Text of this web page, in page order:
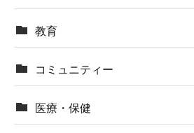
教育
コミュニティー
医療・保健